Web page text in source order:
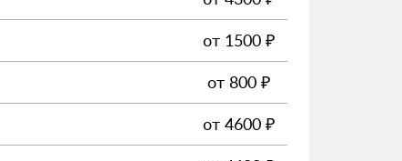
от 1500 ₽
от 800 ₽
от 4600 ₽